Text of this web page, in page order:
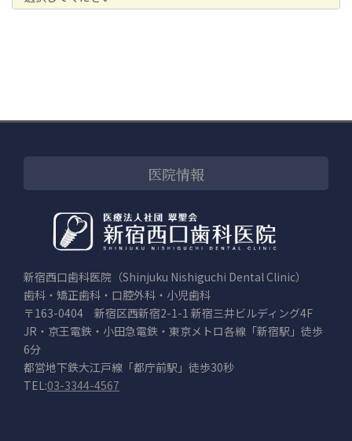
医院情報
新宿西口歯科医院（Shinjuku Nishiguchi Dental Clinic）
歯科・矯正歯科・口腔外科・小児歯科
〒163-0404 新宿区西新宿2-1-1 新宿三井ビルディング4F
JR・京王電鉄・小田急電鉄・東京メトロ各線「新宿駅」徒歩
6分
都営地下鉄大江戸線「都庁前駅」徒歩30秒
TEL:03-3344-4567